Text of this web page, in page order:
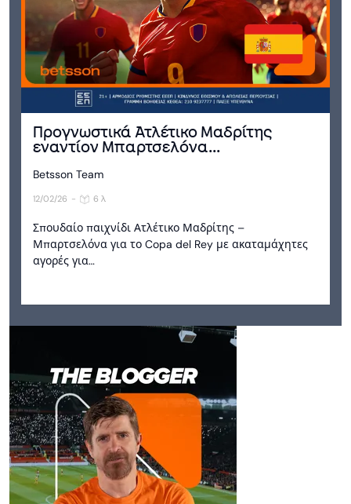
Προγνωστικά Ατλέτικο Μαδρίτης
εναντίον Μπαρτσελόνα...
Betsson Team
12/02/26 - 6 λ
Σπουδαίο παιχνίδι Ατλέτικο Μαδρίτης –
Μπαρτσελόνα για το Copa del Rey με ακαταμάχητες
αγορές για…